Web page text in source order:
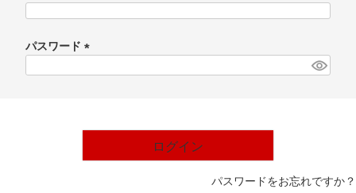
パスワード
ログイン
パスワードをお忘れですか？